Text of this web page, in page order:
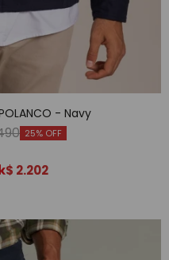
- Navy
25
$ 2.202